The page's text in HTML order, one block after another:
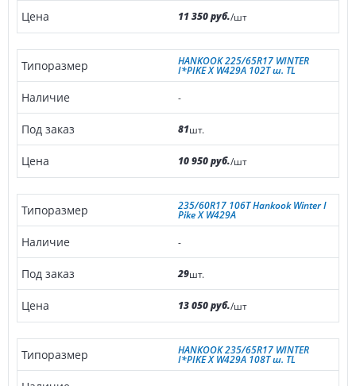
11 350 руб./шт
HANKOOK 225/65R17 WINTER
I*PIKE X W429A 102T ш. TL
-
81шт.
10 950 руб./шт
235/60R17 106T Hankook Winter I
Pike X W429A
-
29шт.
13 050 руб./шт
HANKOOK 235/65R17 WINTER
I*PIKE X W429A 108T ш. TL